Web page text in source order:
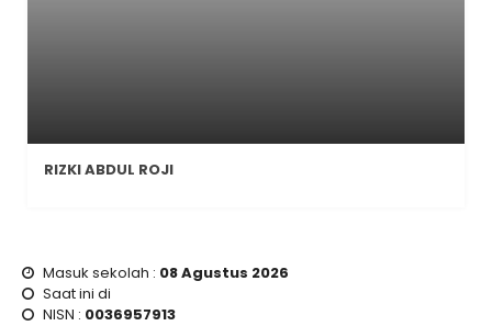
RIZKI ABDUL ROJI
Masuk sekolah : 08 Agustus 2026
Saat ini di
NISN : 0036957913